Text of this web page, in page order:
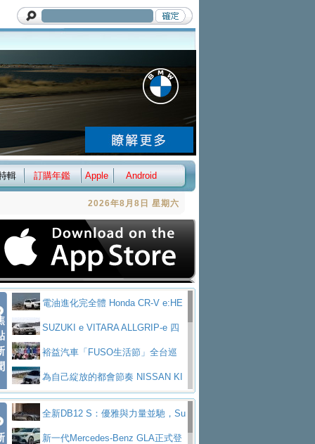
輯 訂購年鑑 Apple Android
2026年8月8日 星期六
電油進化完全體 Honda CR-V e:HE
V PrestigeSUZUKI e VITARA ALLGRIP-e 四
驅精神的純電新詮釋
裕益汽車「FUSO生活節」全台巡
迴 結合生活體驗、交通安全與購車優惠
為自己綻放的都會節奏 NISSAN KI
CKS SAKURA為品味獨具層峰買家打造的頂級座
駕，MAZDA CX-90 33T AWD Premium Ca
全新DB12 S：優雅與力量並馳，Su
per Tourer的顛峰之作
新一代Mercedes-Benz GLA正式登